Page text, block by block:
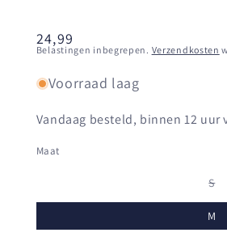
Normale
24,99
Belastingen inbegrepen. Verzendkosten
Voorraad laag
Vandaag besteld, binnen 12 uur
Maat
S
of
M